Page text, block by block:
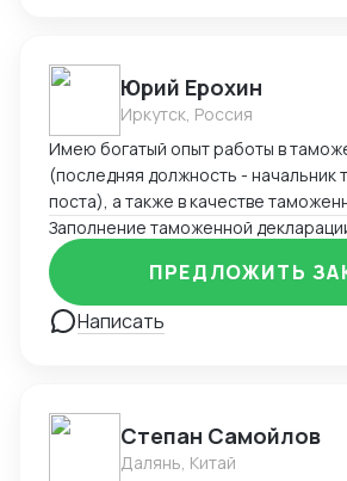
Юрий Ерохин
Иркутск, Россия
Имею богатый опыт работы в
(последняя должность - начальник
поста), а также в качестве
представителя. Два высших
таможенное дело и юриспруденция.
Заполнение таможенной
Написать
ПРЕДЛОЖИТЬ
Степан Самойлов
Далянь, Китай